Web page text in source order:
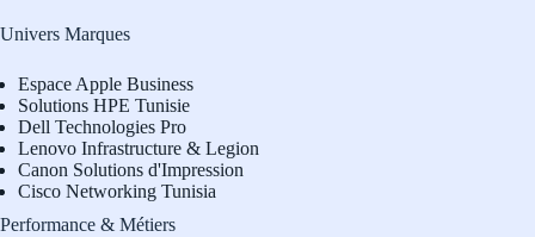
Univers Marques
Espace Apple Business
Solutions HPE Tunisie
Dell Technologies Pro
Lenovo Infrastructure & Legion
Canon Solutions d'Impression
Cisco Networking Tunisia
Performance & Métiers